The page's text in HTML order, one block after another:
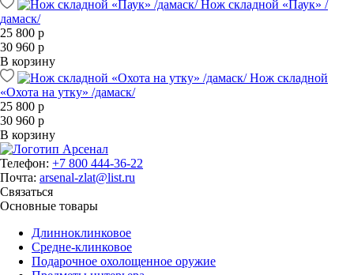
Нож складной «Паук» /
дамаск/
25 800 р
30 960 р
В корзину
Нож складной
«Охота на утку» /дамаск/
25 800 р
30 960 р
В корзину
Телефон: +7 800 444-36-22
Почта: arsenal-zlat@list.ru
Связаться
Основные товары
Длинноклинковое
Средне-клинковое
Подарочное охолощенное оружие